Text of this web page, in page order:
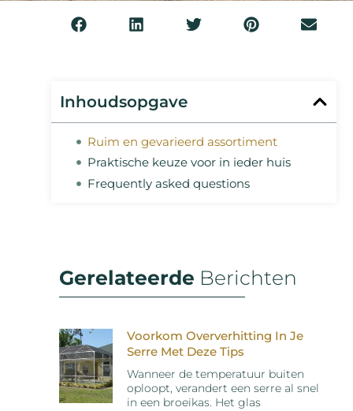
Inhoudsopgave
Ruim en gevarieerd assortiment
Praktische keuze voor in ieder huis
Frequently asked questions
Gerelateerde Berichten
Voorkom Oververhitting In Je
Serre Met Deze Tips
Wanneer de temperatuur buiten
oploopt, verandert een serre al snel
in een broeikas. Het glas